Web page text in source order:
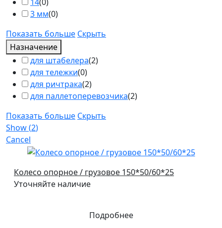
14(0)
3 мм(0)
Показать больше Скрыть
Назначение
для штабелера(2)
для тележки(0)
для ричтрака(2)
для паллетоперевозчика(2)
Показать больше Скрыть
Show(2)
Cancel
Колесо опорное / грузовое 150*50/60*25
Уточняйте наличие
Подробнее